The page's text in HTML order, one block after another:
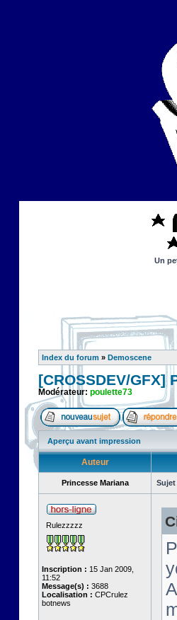
Un
Index du forum » Demoscene
[CROSSDEV/GFX]
Modérateur: poulette73
Aperçu avant impression
Auteur
Princesse Mariana Sujet
Rulezzzzz
Inscription : 15 Jan 2009,
11:52
Message(s) : 3688
Localisation : CPCrulez
botnews